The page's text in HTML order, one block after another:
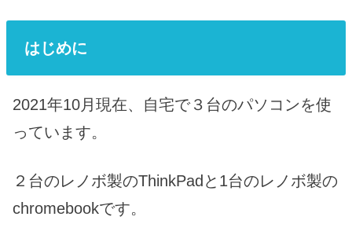
はじめに
2021年10月現在、自宅で３台のパソコンを使
っています。
２台のレノボ製のThinkPadと1台のレノボ製の
chromebookです。